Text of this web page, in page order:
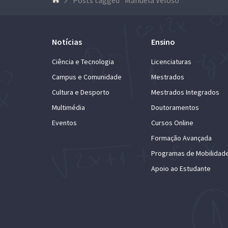
Notícias
Ciência e Tecnologia
Campus e Comunidade
Cultura e Desporto
Multimédia
Eventos
Ensino
Licenciaturas
Mestrados
Mestrados Integrados
Doutoramentos
Cursos Online
Formação Avançada
Programas de
Apoio ao Estudante